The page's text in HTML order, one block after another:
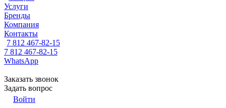
Услуги
Бренды
Компания
Контакты
7 812 467-82-15
7 812 467-82-15
WhatsApp
Заказать звонок
Задать вопрос
Войти